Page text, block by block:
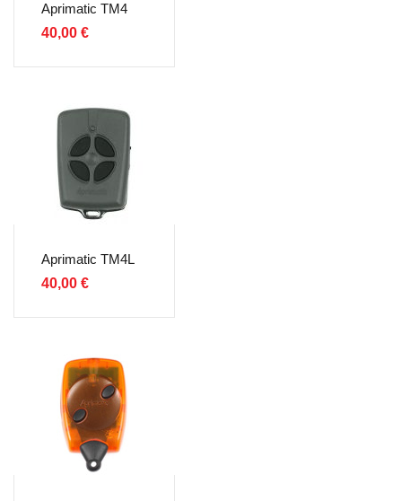
Aprimatic TM4
40,00 €
Aprimatic TM4L
40,00 €